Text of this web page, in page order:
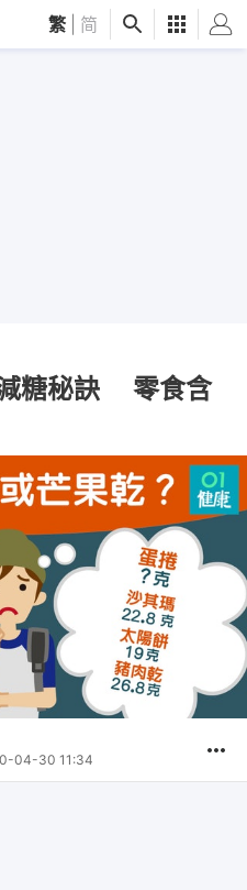
繁 简
減糖秘訣 零食含
04-30 11:34